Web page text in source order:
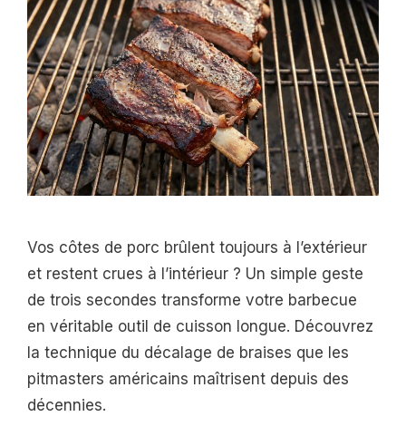
Vos côtes de porc brûlent toujours à l’extérieur
et restent crues à l’intérieur ? Un simple geste
de trois secondes transforme votre barbecue
en véritable outil de cuisson longue. Découvrez
la technique du décalage de braises que les
pitmasters américains maîtrisent depuis des
décennies.